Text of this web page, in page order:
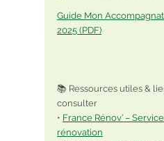
Guide Mon
2025 (PDF)
📚 Ressources utiles &
consulter
• France Rénov’ –
rénovation